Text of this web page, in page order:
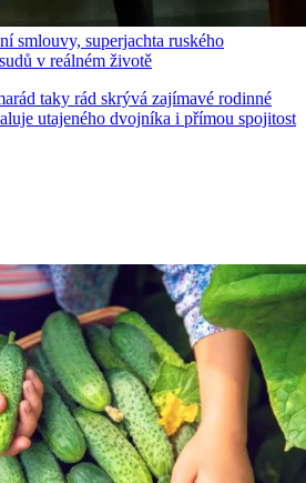
smlouvy, superjachta ruského
v reálném životě
taky rád skrývá zajímavé rodinné
utajeného dvojníka i přímou spojitost